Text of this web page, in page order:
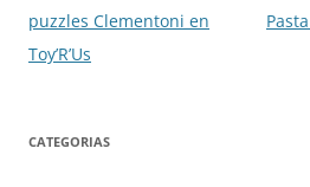
de
entradas
puzzles Clementoni en
Toy’R’Us
CATEGORIAS